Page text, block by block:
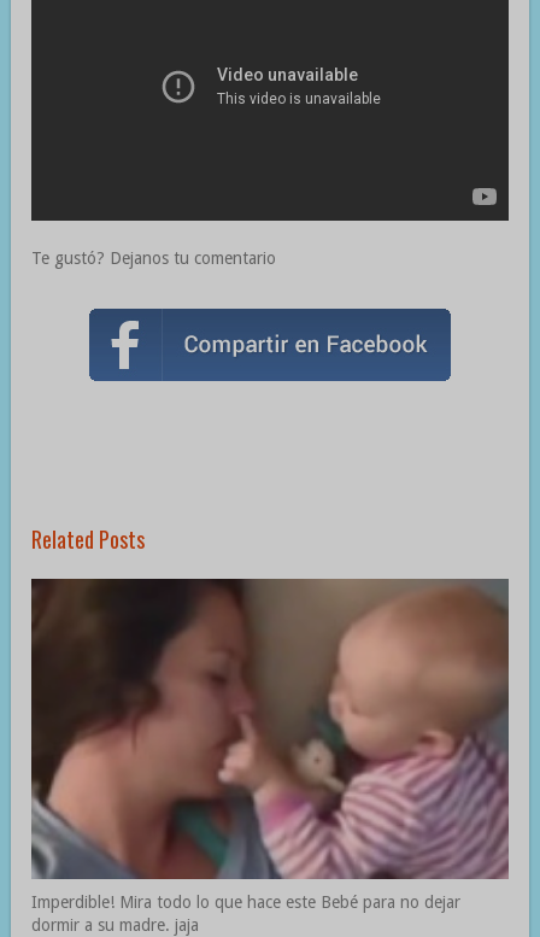
Te gustó? Dejanos tu comentario
Related Posts
Imperdible! Mira todo lo que hace este Bebé para no dejar
dormir a su madre. jaja